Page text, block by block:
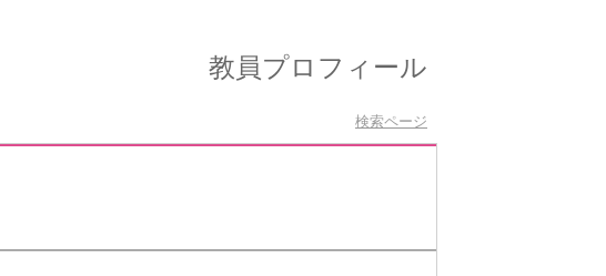
教員プロフィール
検索ページ